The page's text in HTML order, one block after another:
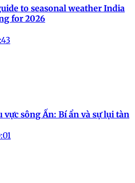
to seasonal weather India
for 2026
sông Ấn: Bí ẩn và sự lụi tàn